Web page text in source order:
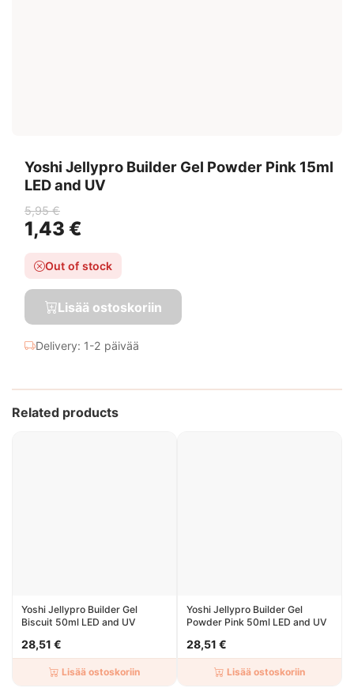
Yoshi Jellypro Builder Gel Powder Pink 15ml
LED and UV
5,95 €
1,43 €
Out of stock
Lisää ostoskoriin
Delivery: 1-2 päivää
Related products
Yoshi Jellypro Builder Gel
Biscuit 50ml LED and UV
28,51 €
Lisää ostoskoriin
Yoshi Jellypro Builder Gel
Powder Pink 50ml LED and UV
28,51 €
Lisää ostoskoriin